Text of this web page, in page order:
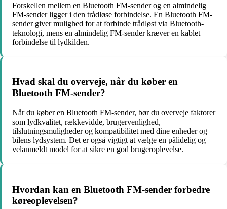
Forskellen mellem en Bluetooth FM-sender og en almindelig
FM-sender ligger i den trådløse forbindelse. En Bluetooth FM-
sender giver mulighed for at forbinde trådløst via Bluetooth-
teknologi, mens en almindelig FM-sender kræver en kablet
forbindelse til lydkilden.
Hvad skal du overveje, når du køber en
Bluetooth FM-sender?
Når du køber en Bluetooth FM-sender, bør du overveje faktorer
som lydkvalitet, rækkevidde, brugervenlighed,
tilslutningsmuligheder og kompatibilitet med dine enheder og
bilens lydsystem. Det er også vigtigt at vælge en pålidelig og
velanmeldt model for at sikre en god brugeroplevelse.
Hvordan kan en Bluetooth FM-sender forbedre
køreoplevelsen?